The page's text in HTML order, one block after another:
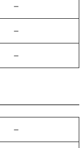
－
－
－
－